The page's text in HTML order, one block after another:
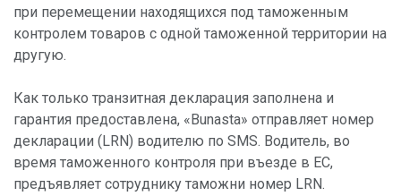
при перемещении находящихся под таможенным
контролем товаров c одной таможенной территории на
другую.
Как только транзитная декларация заполнена и
гарантия предоставлена, «Bunasta» отправляет номер
декларации (LRN) водителю по SMS. Водитель, во
время таможенного контроля при въезде в ЕС,
предъявляет сотруднику таможни номер LRN.